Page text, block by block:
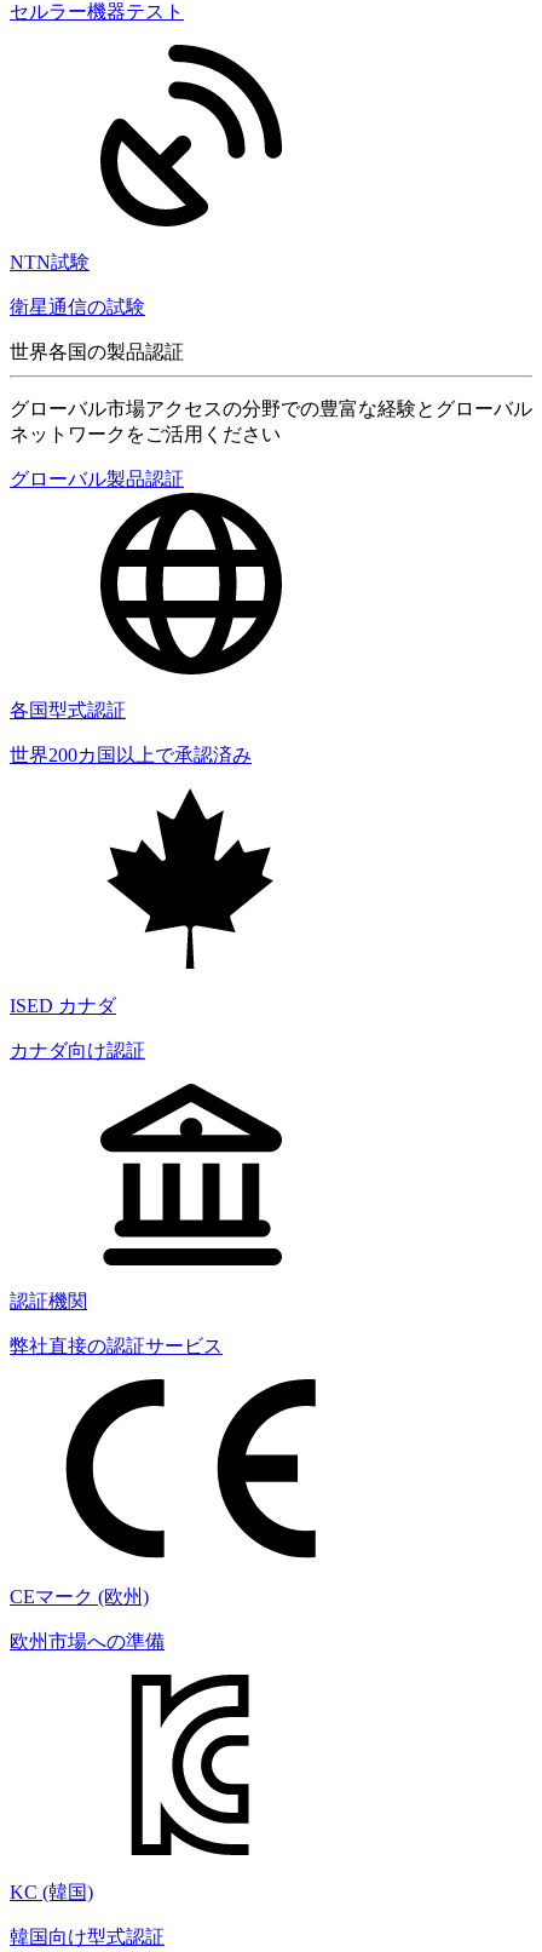
セルラー機器テスト
NTN試験
衛星通信の試験
世界各国の製品認証
グローバル市場アクセスの分野での豊富な経験とグローバル
ネットワークをご活用ください
グローバル製品認証
各国型式認証
世界200カ国以上で承認済み
ISED カナダ
カナダ向け認証
認証機関
弊社直接の認証サービス
CEマーク (欧州)
欧州市場への準備
KC (韓国)
韓国向け型式認証